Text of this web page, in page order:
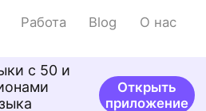
とができ
ると思いま
が強く降って
ていい感じ
ので、よ
ます。
Работа Blog О нас
с 50 и
Открыть
приложение